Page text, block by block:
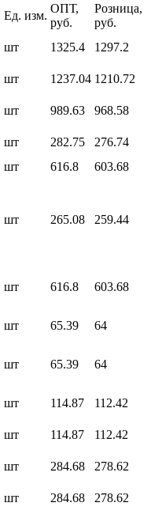
Ед. изм.
ОПТ,
руб.
Розница,
руб.
шт 1325.4
1297.2
шт 1237.04 1210.72
шт 989.63
968.58
шт 282.75
276.74
шт 616.8
603.68
шт 265.08 259.44
шт 616.8 603.68
шт 65.39
64
шт 65.39 64
шт 114.87
112.42
шт 114.87
112.42
шт 284.68
278.62
шт 284.68
278.62